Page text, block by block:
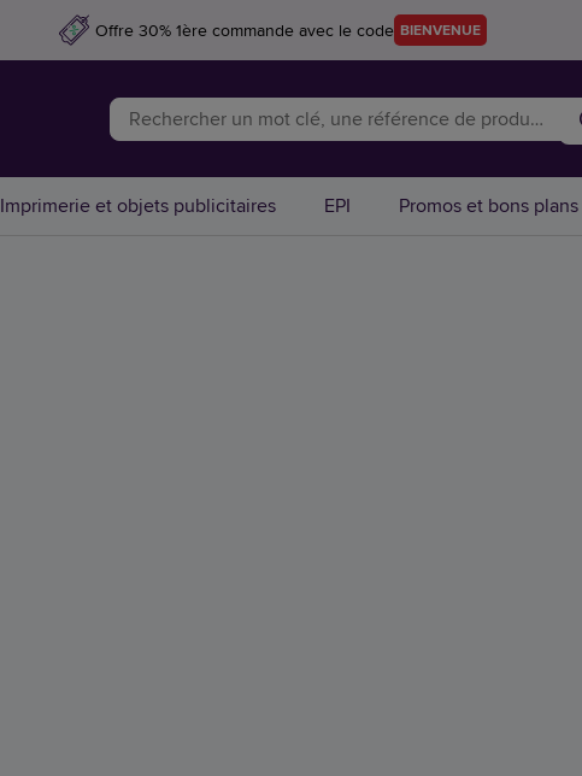
Offre 30% 1ère commande avec le code BIENVENUE
Imprimerie et objets publicitaires EPI Promos et bons plans